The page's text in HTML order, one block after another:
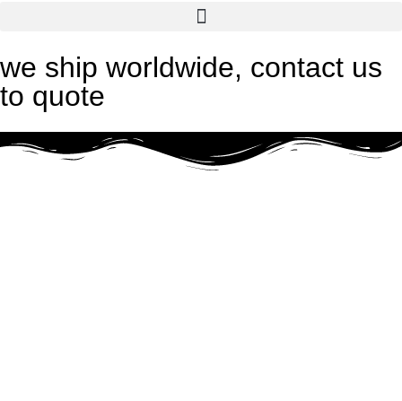
we ship worldwide, contact us
to quote